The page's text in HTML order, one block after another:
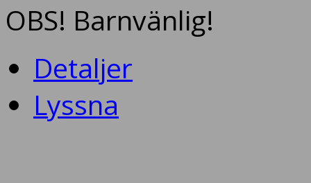
OBS! Barnvänlig!
Detaljer
Lyssna